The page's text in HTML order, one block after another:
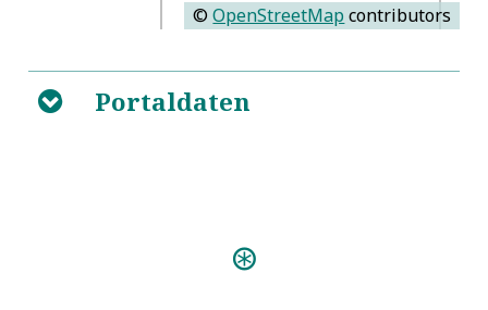
©OpenStreetMap contributors
B Portaldaten
Einweihungs-Predigt (Berlin